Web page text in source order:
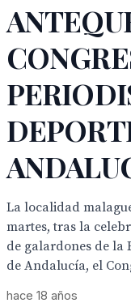
La localidad
martes, tras la
de galardones de la
de Andalucía, el
hace 18 años